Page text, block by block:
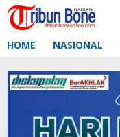
Lewati
ke
HOME NASIONAL